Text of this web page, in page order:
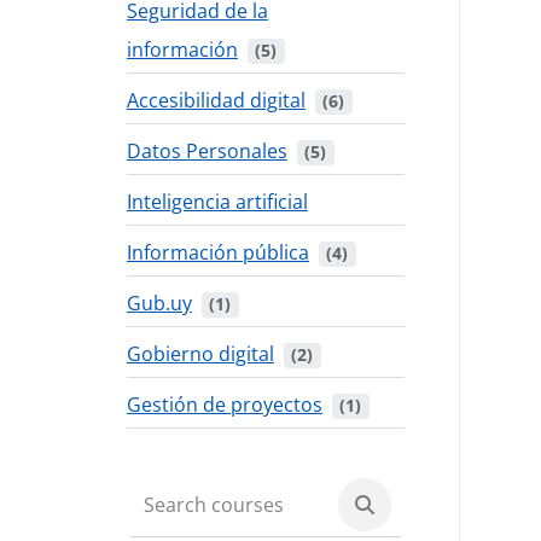
Seguridad de la
información
(5)
Accesibilidad digital (6)
Datos Personales (5)
Inteligencia artificial
Información pública
(4)
Gub.uy (1)
Gobierno digital (2)
Gestión de proyectos (1)
Search courses